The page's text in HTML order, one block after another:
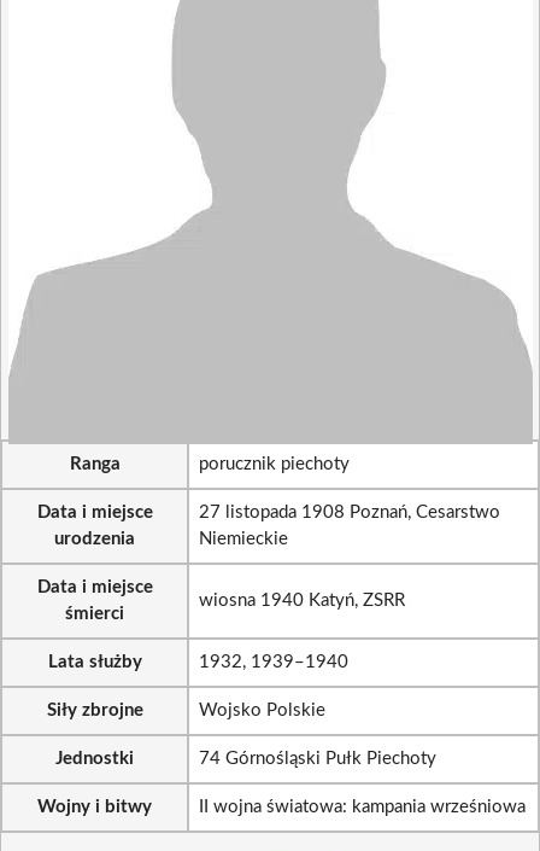
Ranga porucznik piechoty
Data i miejsce
urodzenia
27 listopada 1908 Poznań, Cesarstwo
Niemieckie
Data i miejsce
śmierci
wiosna 1940 Katyń, ZSRR
Lata służby 1932, 1939–1940
Siły zbrojne Wojsko Polskie
Jednostki 74 Górnośląski Pułk Piechoty
Wojny i bitwy II wojna światowa: kampania wrześniowa